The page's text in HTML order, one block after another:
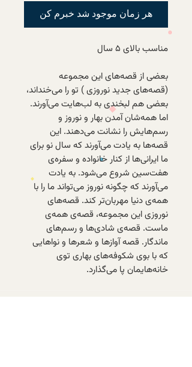
هر زمان موجود شد خبرم کن
مناسب بالای ۵ سال
بعضی از قصه‌های این مجموعه‌
(قصه‌های جدید نوروزی ) تو را می‌خنداند،
بعضی هم لبخندی به لب‌هایت می‌آورند.
اما همه‌شان آمدن بهار و نوروز و
رسم‌هایش را نشانت می‌دهند. این
قصه‌ها به یادت می‌آورند که سال نو برای
ما ایرانی‌ها از کنار خانواده و سفره‌ی
هفت‌سین شروع می‌شود. به یادت
می‌آورند که چگونه نوروز می‌تواند ما را با
همه‌ی دنیا مهربان‌تر کند. قصه‌های
نوروزی این مجموعه، قصه‌ی همه‌ی
ماست. قصه‌ی شادی‌ها و رسم‌های
ماندگار. قصه آوازها و شعرها و نواهایی
که با بوی شکوفه‌های بهاری توی
خانه‌هایمان پا می‌گذارد.